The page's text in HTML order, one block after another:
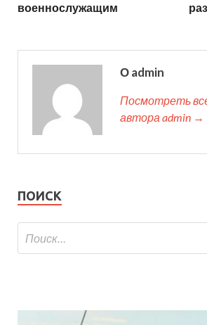
военнослужащим
О admin
Посмотреть
автора admin →
ПОИСК